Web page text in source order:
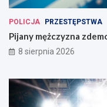
POLICJA PRZESTĘPSTWA
Pijany mężczyzna
8 sierpnia 2026